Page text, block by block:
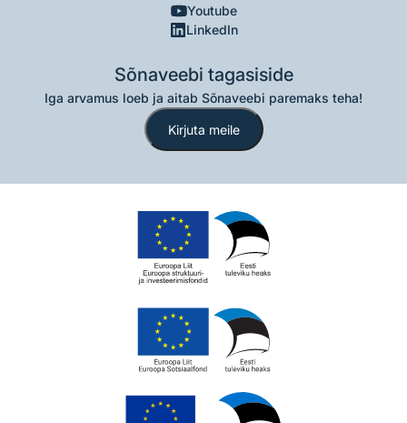
Youtube
LinkedIn
Sõnaveebi tagasiside
Iga arvamus loeb ja aitab Sõnaveebi paremaks teha!
Kirjuta meile